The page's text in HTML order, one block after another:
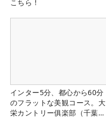
こちら！
インター5分、都心から60分
のフラットな美観コース。大
栄カントリー俱楽部（千葉